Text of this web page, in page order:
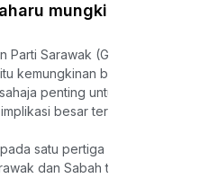
mungkin tidak
Parti Sarawak (GPS), Dato Sri
kemungkinan besar 17 kerusi
penting untuk digunakan
besar terhadap usaha
satu pertiga kerusi,
dan Sabah tidak boleh